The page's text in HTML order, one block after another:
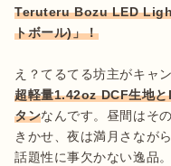
Teruteru Bozu LED
トボール)」！
え？てるてる坊主がキャ
超軽量1.42oz DCF生地
タンなんです。昼間はそ
きかせ、夜は満月さなが
話題性に事欠かない逸品。